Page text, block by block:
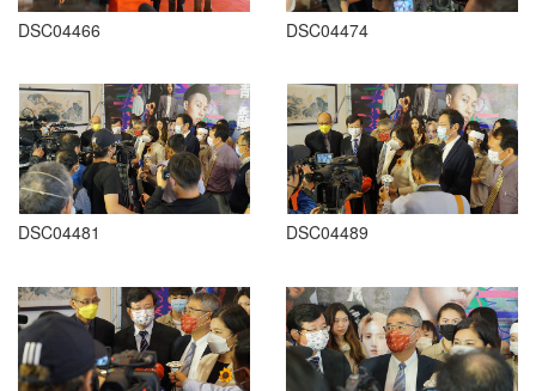
DSC04466 DSC04474
DSC04481 DSC04489